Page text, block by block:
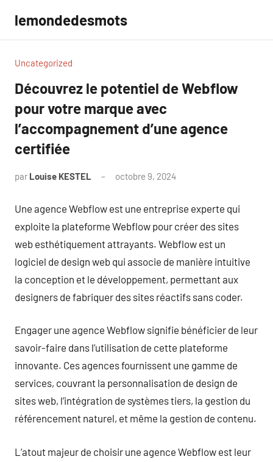
contenu
lemondedesmots
Uncategorized
Découvrez le potentiel de Webflow
pour votre marque avec
l’accompagnement d’une agence
certifiée
par Louise KESTEL octobre 9, 2024
Une agence Webflow est une entreprise experte qui
exploite la plateforme Webflow pour créer des sites
web esthétiquement attrayants. Webflow est un
logiciel de design web qui associe de manière intuitive
la conception et le développement, permettant aux
designers de fabriquer des sites réactifs sans coder.
Engager une agence Webflow signifie bénéficier de leur
savoir-faire dans l’utilisation de cette plateforme
innovante. Ces agences fournissent une gamme de
services, couvrant la personnalisation de design de
sites web, l’intégration de systèmes tiers, la gestion du
référencement naturel, et même la gestion de contenu.
L’atout majeur de choisir une agence Webflow est leur